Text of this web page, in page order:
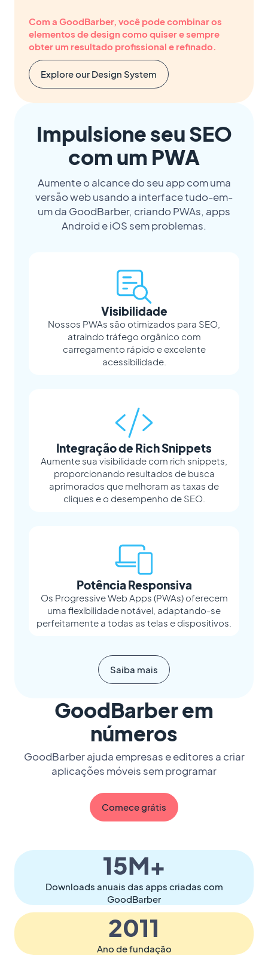
Com a GoodBarber, você pode combinar os
elementos de design como quiser e sempre
obter um resultado profissional e refinado.
Explore our Design System
Impulsione seu SEO
com um PWA
Aumente o alcance do seu app com uma
versão web usando a interface tudo-em-
um da GoodBarber, criando PWAs, apps
Android e iOS sem problemas.
Visibilidade
Nossos PWAs são otimizados para SEO,
atraindo tráfego orgânico com
carregamento rápido e excelente
acessibilidade.
Integração de Rich Snippets
Aumente sua visibilidade com rich snippets,
proporcionando resultados de busca
aprimorados que melhoram as taxas de
cliques e o desempenho de SEO.
Potência Responsiva
Os Progressive Web Apps (PWAs) oferecem
uma flexibilidade notável, adaptando-se
perfeitamente a todas as telas e dispositivos.
Saiba mais
GoodBarber em
números
GoodBarber ajuda empresas e editores a criar
aplicações móveis sem programar
Comece grátis
15M+
Downloads anuais das apps criadas com
GoodBarber
2011
Ano de fundação